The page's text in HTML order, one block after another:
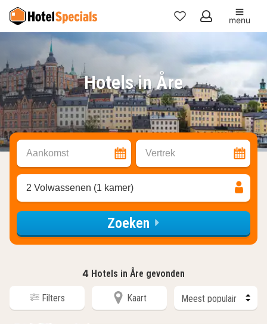
Mijn
menu
Hotels in Åre
Aankomst Vertrek
2 Volwassenen (1 kamer)
Zoeken
4 Hotels in Åre gevonden
Filters Kaart